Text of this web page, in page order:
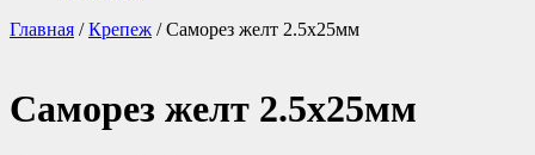
Главная /Крепеж / Саморез желт 2.5х25мм
Саморез желт 2.5х25мм